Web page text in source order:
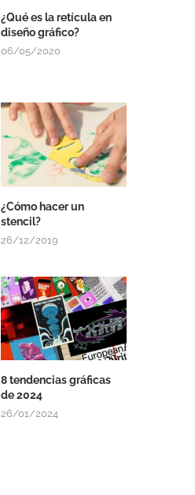
¿Qué es la retícula en
diseño gráfico?
06/05/2020
¿Cómo hacer un
stencil?
26/12/2019
8 tendencias gráficas
de 2024
26/01/2024